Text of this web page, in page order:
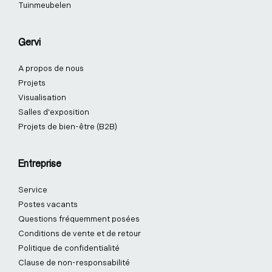
Tuinmeubelen
Gervi
A propos de nous
Projets
Visualisation
Salles d'exposition
Projets de bien-être (B2B)
Entreprise
Service
Postes vacants
Questions fréquemment posées
Conditions de vente et de retour
Politique de confidentialité
Clause de non-responsabilité